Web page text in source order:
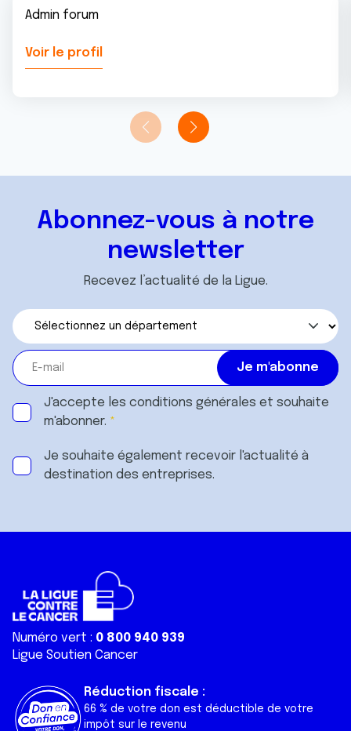
Admin forum
Voir le profil
Abonnez-vous à notre
newsletter
Recevez l’actualité de la Ligue.
J'accepte les conditions générales et souhaite
m'abonner.
Je souhaite également recevoir l'actualité à
destination des entreprises.
Numéro vert : 0 800 940 939
Ligue Soutien Cancer
Réduction fiscale :
66 % de votre don est déductible de votre
impôt sur le revenu